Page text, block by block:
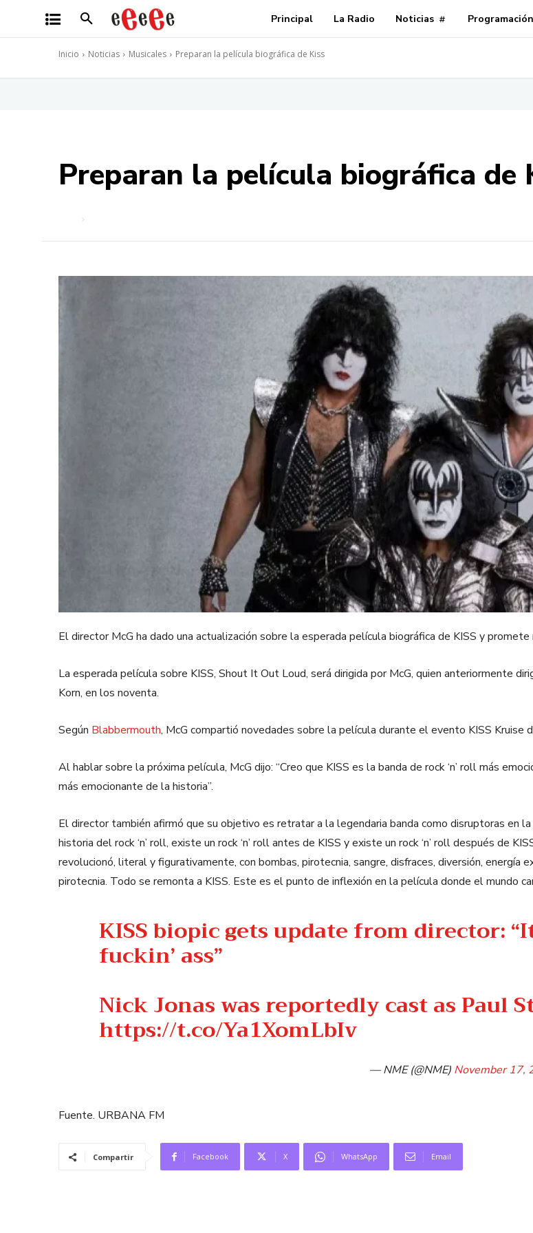
Principal La Radio Noticias Programación
Inicio Noticias Musicales Preparan la película biográfica de Kiss
Preparan la película biográfica de
El director McG ha dado una actualización sobre la esperada película biográfica de KISS y promete
La esperada película sobre KISS, Shout It Out Loud, será dirigida por McG, quien anteriormente
Korn, en los noventa.
Según Blabbermouth, McG compartió novedades sobre la película durante el evento KISS Kruise
Al hablar sobre la próxima película, McG dijo: “Creo que KISS es la banda de rock ‘n’ roll más
más emocionante de la historia”.
El director también afirmó que su objetivo es retratar a la legendaria banda como disruptoras en
historia del rock ‘n’ roll, existe un rock ‘n’ roll antes de KISS y existe un rock ‘n’ roll después de
revolucionó, literal y figurativamente, con bombas, pirotecnia, sangre, disfraces, diversión,
pirotecnia. Todo se remonta a KISS. Este es el punto de inflexión en la película donde el mundo
KISS biopic gets update from director:
fuckin’ ass”
Nick Jonas was reportedly cast as Paul
https://t.co/Ya1XomLbIv
— NME (@NME) November 17,
Fuente. URBANA FM
Compartir Facebook X WhatsApp Email